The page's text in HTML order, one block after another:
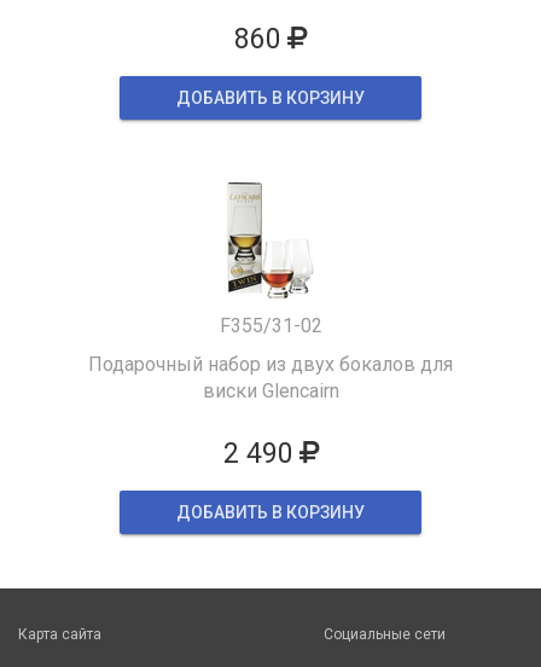
860
ДОБАВИТЬ В КОРЗИНУ
F355/31-02
Подарочный набор из двух бокалов для
виски Glencairn
2 490
ДОБАВИТЬ В КОРЗИНУ
Карта сайта Социальные сети